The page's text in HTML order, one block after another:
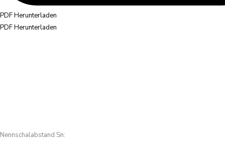
PDF Herunterladen
PDF Herunterladen
Nennschalabstand Sn: